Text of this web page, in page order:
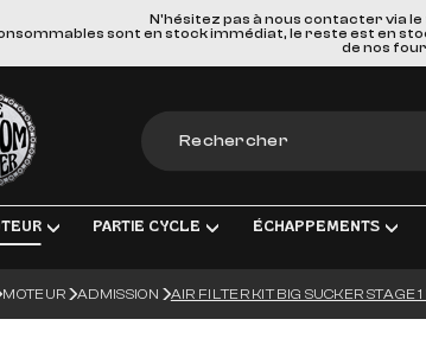
N'hésitez pas à nous contacter via
sont en stock immédiat, le reste est en
de nos
Corner
PIÈCES DE RECHANGE
PARTIE CYCLE
TRANSMISSION FINALE
ÉCHAPPEMENTS
LIGNES D'ÉCHAPPEMENT
ÉLECTRICITÉ
MOTEUR ADMISSION AIR FILTER KIT BIG SUCKER STAGE